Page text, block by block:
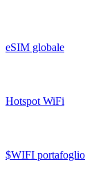
eSIM globale
Hotspot WiFi
$WIFI portafoglio